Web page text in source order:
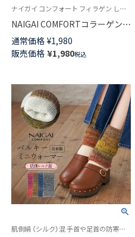
ナイガイ コンフォート フィラゲン しっとりとした肌ざわり 女性 婦人
NAIGAI COMFORTコラーゲンペ
プチド配合 FILAGEN レーヨン
シルク混 レッグウォーマー 日
本製 レディース 03022504
通常価格 ¥1,980
販売価格 ¥1,980税込
肌側絹 （シルク）混 手首や足首の防寒 ナイガイ コンフォート 日本製 ふんわりあったか 女性 婦人 プレゼント ギフト